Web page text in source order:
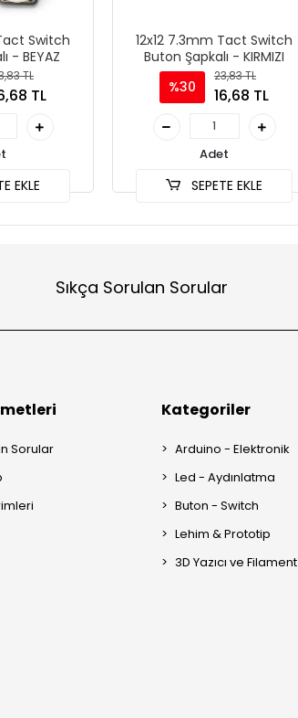
Switch
- BEYAZ
TL
TL
EKLE
12x12 7.3mm Tact Switch
Buton Şapkalı - KIRMIZI
%30
23,83 TL
16,68 TL
Adet
SEPETE EKLE
Sıkça Sorulan Sorular
Sorular
Kategoriler
Arduino - Elektronik
Led - Aydınlatma
Buton - Switch
Lehim & Prototip
3D Yazıcı ve Filament